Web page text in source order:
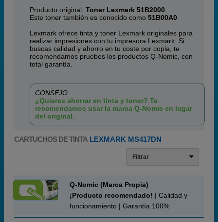
Producto original: Toner Lexmark 51B2000
Este toner también es conocido como 51B00A0
Lexmark ofrece tinta y toner Lexmark originales para
realizar impresiones con tu impresora Lexmark. Si
buscas calidad y ahorro en tu coste por copia, te
recomendamos pruebes los productos Q-Nomic, con
total garantía.
CONSEJO:
¿Quieres ahorrar en tinta y toner? Te
recomendamos usar la marca Q-Nomic en lugar
del original.
CARTUCHOS DE TINTA LEXMARK MS417DN
Filtrar
Q-Nomic (Marca Propia)
¡Producto recomendado! | Calidad y
funcionamiento | Garantía 100%